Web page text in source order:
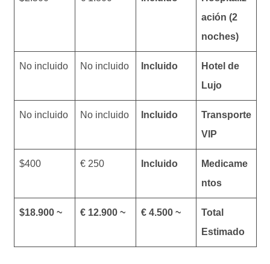
ación (2
noches)
Hotel de
Lujo
Incluido
No incluido
No incluido
Transporte
VIP
Incluido
No incluido
No incluido
Medicame
ntos
Incluido
250 €
$400
Total
Estimado
~ 4.500 €
~ 12.900 €
~ $18.900